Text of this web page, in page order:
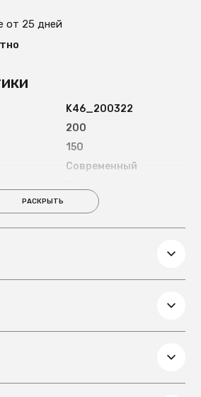
K46_200322
200
150
Современный
Россия
под
металлокаркас с
РАСКРЫТЬ
от 25 дней